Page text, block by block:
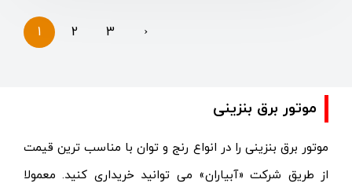
1 2 3 ›
موتور برق بنزینی
موتور برق بنزینی را در انواع رنج و توان با مناسب ترین قیمت
از طریق شرکت «آبیاران» می توانید خریداری کنید. معمولا